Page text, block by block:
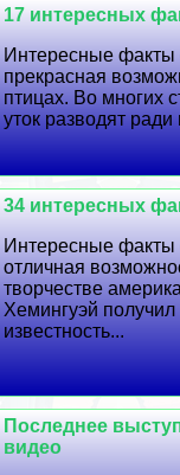
17 интересных
Интересные факты
прекрасная
птицах. Во многих
уток разводят
34 интересных
Интересные факты
отличная
творчестве
Хемингуэй
известность...
Последнее
видео